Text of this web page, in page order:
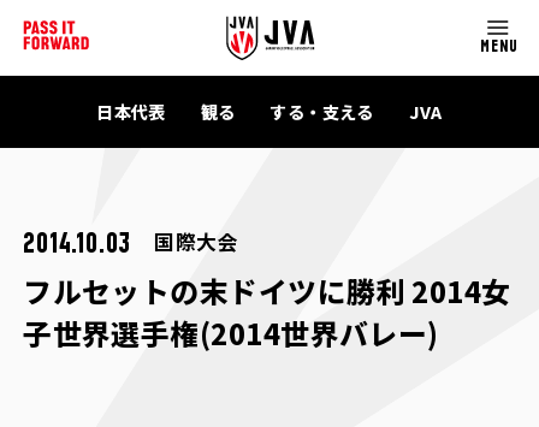
MENU
日本代表 観る する・支える JVA
2014.10.03 国際大会
フルセットの末ドイツに勝利 2014女
子世界選手権(2014世界バレー)